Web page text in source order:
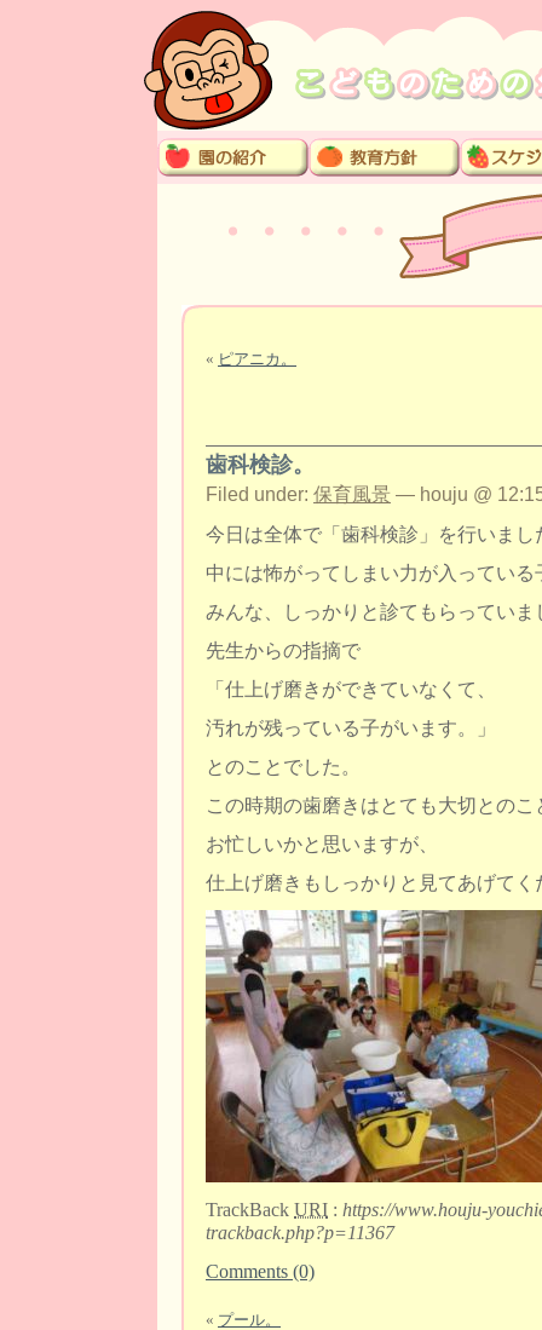
« ピアニカ。
歯科検診。
Filed under: 保育風景 — houju @
今日は全体で「歯科検診」を行いまし
中には怖がってしまい力が入っている
みんな、しっかりと診てもらっていま
先生からの指摘で
「仕上げ磨きができていなくて、
汚れが残っている子がいます。」
とのことでした。
この時期の歯磨きはとても大切とのこ
お忙しいかと思いますが、
仕上げ磨きもしっかりと見てあげてく
TrackBack URI : https://www.houju-
trackback.php?p=11367
Comments (0)
« プール。